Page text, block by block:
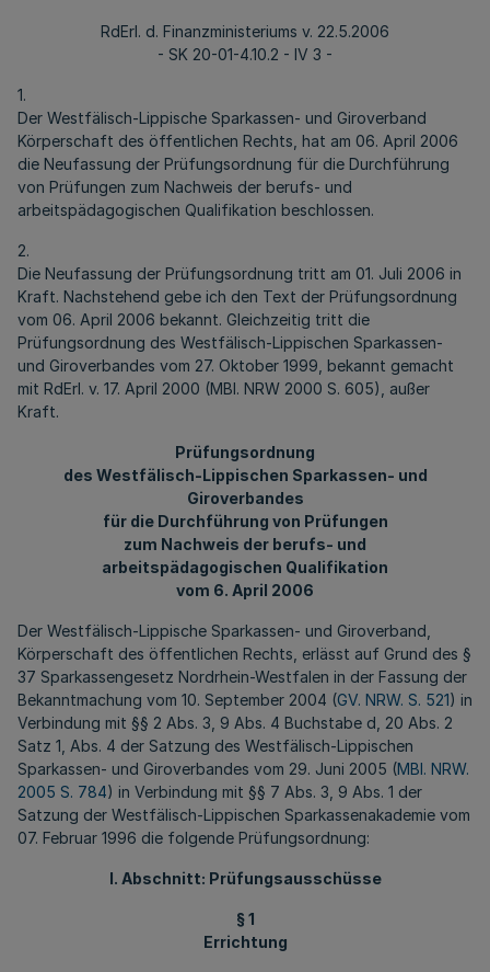
RdErl. d. Finanzministeriums v. 22.5.2006
- SK 20-01-4.10.2 - IV 3 -
1.
Der Westfälisch-Lippische Sparkassen- und Giroverband
Körperschaft des öffentlichen Rechts, hat am 06. April 2006
die Neufassung der Prüfungsordnung für die Durchführung
von Prüfungen zum Nachweis der berufs- und
arbeitspädagogischen Qualifikation beschlossen.
2.
Die Neufassung der Prüfungsordnung tritt am 01. Juli 2006 in
Kraft. Nachstehend gebe ich den Text der Prüfungsordnung
vom 06. April 2006 bekannt. Gleichzeitig tritt die
Prüfungsordnung des Westfälisch-Lippischen Sparkassen-
und Giroverbandes vom 27. Oktober 1999, bekannt gemacht
mit RdErl. v. 17. April 2000 (MBl. NRW 2000 S. 605), außer
Kraft.
Prüfungsordnung
des Westfälisch-Lippischen Sparkassen- und
Giroverbandes
für die Durchführung von Prüfungen
zum Nachweis der berufs- und
arbeitspädagogischen Qualifikation
vom 6. April 2006
Der Westfälisch-Lippische Sparkassen- und Giroverband,
Körperschaft des öffentlichen Rechts, erlässt auf Grund des §
37 Sparkassengesetz Nordrhein-Westfalen in der Fassung der
Bekanntmachung vom 10. September 2004 (GV. NRW. S. 521) in
Verbindung mit §§ 2 Abs. 3, 9 Abs. 4 Buchstabe d, 20 Abs. 2
Satz 1, Abs. 4 der Satzung des Westfälisch-Lippischen
Sparkassen- und Giroverbandes vom 29. Juni 2005 (MBl. NRW.
2005 S. 784) in Verbindung mit §§ 7 Abs. 3, 9 Abs. 1 der
Satzung der Westfälisch-Lippischen Sparkassenakademie vom
07. Februar 1996 die folgende Prüfungsordnung:
I. Abschnitt: Prüfungsausschüsse
§ 1
Errichtung